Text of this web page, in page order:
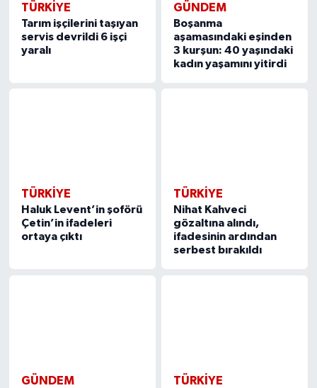
TÜRKIYE
Tarım işçilerini taşıyan
servis devrildi 6 işçi
yaralı
GÜNDEM
Boşanma
aşamasındaki eşinden
3 kurşun: 40 yaşındaki
kadın yaşamını yitirdi
TÜRKIYE
Haluk Levent’in şoförü
Çetin’in ifadeleri
ortaya çıktı
TÜRKIYE
Nihat Kahveci
gözaltına alındı,
ifadesinin ardından
serbest bırakıldı
GÜNDEM TÜRKIYE